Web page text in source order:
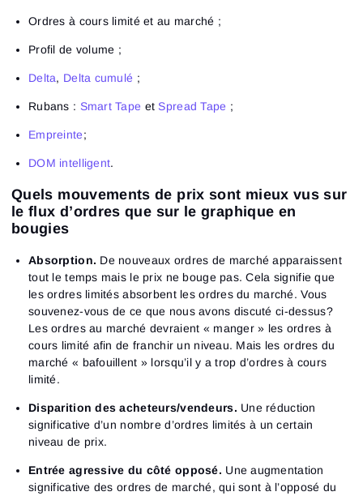
Ordres à cours limité et au marché ;
Profil de volume ;
Delta, Delta cumulé ;
Rubans : Smart Tape et Spread Tape ;
Empreinte;
DOM intelligent.
Quels mouvements de prix sont mieux vus sur
le flux d’ordres que sur le graphique en
bougies
Absorption. De nouveaux ordres de marché apparaissent
tout le temps mais le prix ne bouge pas. Cela signifie que
les ordres limités absorbent les ordres du marché. Vous
souvenez-vous de ce que nous avons discuté ci-dessus?
Les ordres au marché devraient « manger » les ordres à
cours limité afin de franchir un niveau. Mais les ordres du
marché « bafouillent » lorsqu’il y a trop d’ordres à cours
limité.
Disparition des acheteurs/vendeurs. Une réduction
significative d’un nombre d’ordres limités à un certain
niveau de prix.
Entrée agressive du côté opposé. Une augmentation
significative des ordres de marché, qui sont à l’opposé du